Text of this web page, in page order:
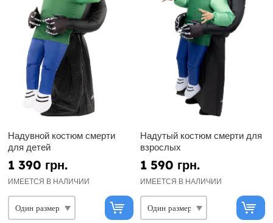
Надувной костюм смерти
для детей
1 390 грн.
ИМЕЕТСЯ В НАЛИЧИИ
Надутый костюм смерти для
взрослых
1 590 грн.
ИМЕЕТСЯ В НАЛИЧИИ